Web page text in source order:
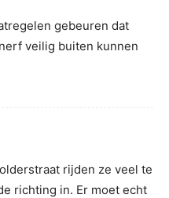
gebeuren dat
veilig buiten kunnen
rijden ze veel te
richting in. Er moet echt